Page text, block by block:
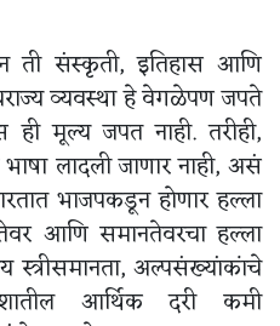
ती संस्कृती, इतिहास आणि
व्यवस्था हे वेगळेपण जपते
मूल्य जपत नाही. तरीही,
लादली जाणार नाही, असं
भाजपकडून होणार हल्ला
आणि समानतेवरचा हल्ला
अल्पसंख्यांकांचे
आर्थिक दरी कमी